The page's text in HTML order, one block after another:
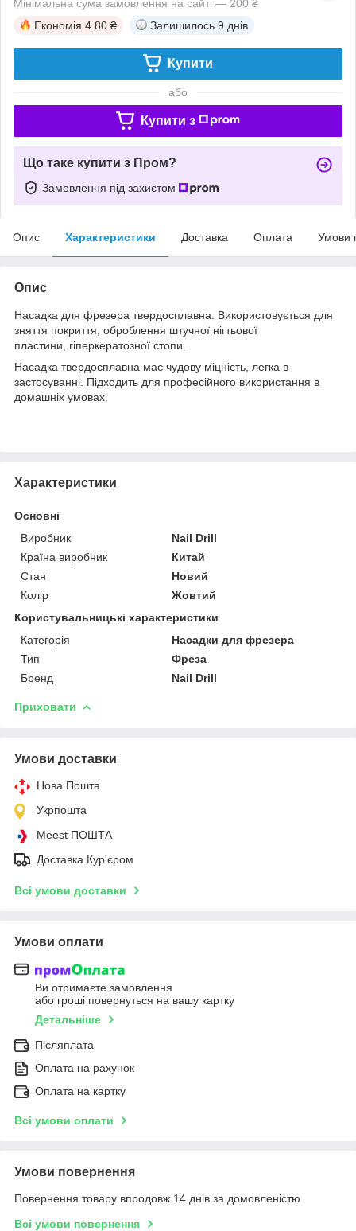
Мінімальна сума замовлення на сайті — 200 ₴
Економія 4.80 ₴ Залишилось 9 днів
Купити
або
Купити з
Що таке купити з Пром?
Замовлення під захистом
Опис Характеристики Доставка Оплата Умови
Опис
Насадка для фрезера твердосплавна. Використовується для
зняття покриття, оброблення штучної нігтьової
пластини, гіперкератозної стопи.
Насадка твердосплавна має чудову міцність, легка в
застосуванні. Підходить для професійного використання в
домашніх умовах.
Характеристики
Основні
Виробник
Nail Drill
Країна виробник
Китай
Стан
Новий
Колір
Жовтий
Користувальницькі характеристики
Категорія
Насадки для фрезера
Тип
Фреза
Бренд
Nail Drill
Приховати
Умови доставки
Нова Пошта
Укрпошта
Meest ПОШТА
Доставка Кур'єром
Всі умови доставки
Умови оплати
Ви отримаєте замовлення
або гроші повернуться на вашу картку
Детальніше
Післяплата
Оплата на рахунок
Оплата на картку
Всі умови оплати
Умови повернення
Повернення товару впродовж 14 днів за домовленістю
Всі умови повернення